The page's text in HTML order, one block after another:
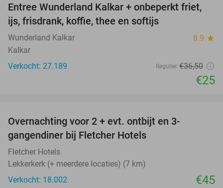
32%
Entree Wunderland Kalkar + onbeperkt friet,
ijs, frisdrank, koffie, thee en softijs
Wunderland Kalkar 8.9 star
Kalkar
Verkocht: 27.189
Regulier €36,50
€25
Overnachting voor 2 + evt. ontbijt en 3-
gangendiner bij Fletcher Hotels
Fletcher Hotels
Lekkerkerk (+ meerdere locaties) (7 km)
Verkocht: 18.002
€45